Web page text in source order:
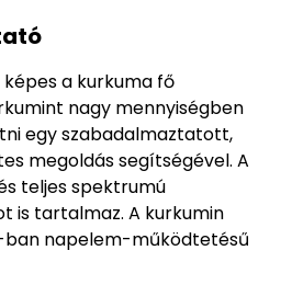
képes a kurkuma fő
nagy mennyiségben
egy szabadalmaztatott,
megoldás segítségével. A
teljes spektrumú
is tartalmaz. A kurkumin
ban napelem-működtetésű